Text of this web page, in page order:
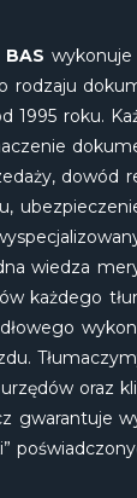
wykonuje
rodzaju
1995 roku.
dowód
wiedza
każdego
oraz
gwarantuje